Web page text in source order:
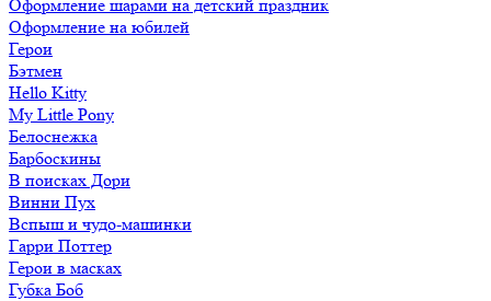
Оформление шарами на детский праздник
Оформление на юбилей
Герои
Бэтмен
Hello Kitty
My Little Pony
Белоснежка
Барбоскины
В поисках Дори
Винни Пух
Вспыш и чудо-машинки
Гарри Поттер
Герои в масках
Губка Боб